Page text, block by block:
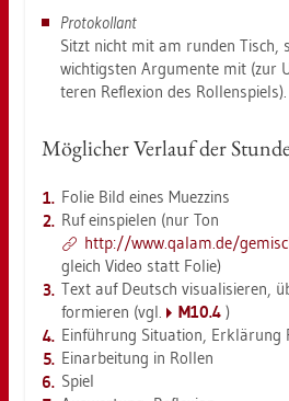
Pro­to­kol­lant
Sitzt nicht mit am run­den Tisch,
wich­tigs­ten Ar­gu­men­te mit (zur
te­ren Re­fle­xi­on des Rol­len­spiels).
Mög­li­cher Ver­lauf der Stun­de
Folie Bild eines Mu­ez­zins
Ruf ein­spie­len (nur Ton
http://​www.​qalam.​de/​
gleich Video statt Folie)
Text auf Deutsch vi­sua­li­sie­ren,
for­mie­ren (vgl.
M10.4 )
Ein­füh­rung Si­tua­ti­on, Er­klä­rung
Ein­ar­bei­tung in Rol­len
Spiel